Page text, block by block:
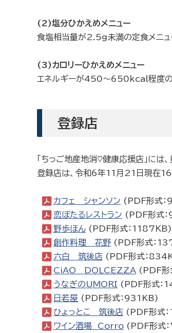
(2)塩分ひかえめメニュー
食塩相当量が2.5g未満の定食メニュ
(3)カロリーひかえめメニュー
エネルギーが450～650kcal程度の
登録店
「ちっご地産地消♡健康応援店」には
登録店は、令和6年11月21日現在16
カフェ シャンソン (PDF形式
恋ぼたるレストラン (PDF形式
野歩ほん (PDF形式：1187KB)
創作料理 花野 (PDF形式：
六白 筑後店 (PDF形式：
CiAO DOLCEZZA (PDF形
うなぎのUMORI (PDF形式：
日若屋 (PDF形式：931KB)
ひょっとこ 筑後店 (PDF形式
ワイン酒場 Corro (PDF形式